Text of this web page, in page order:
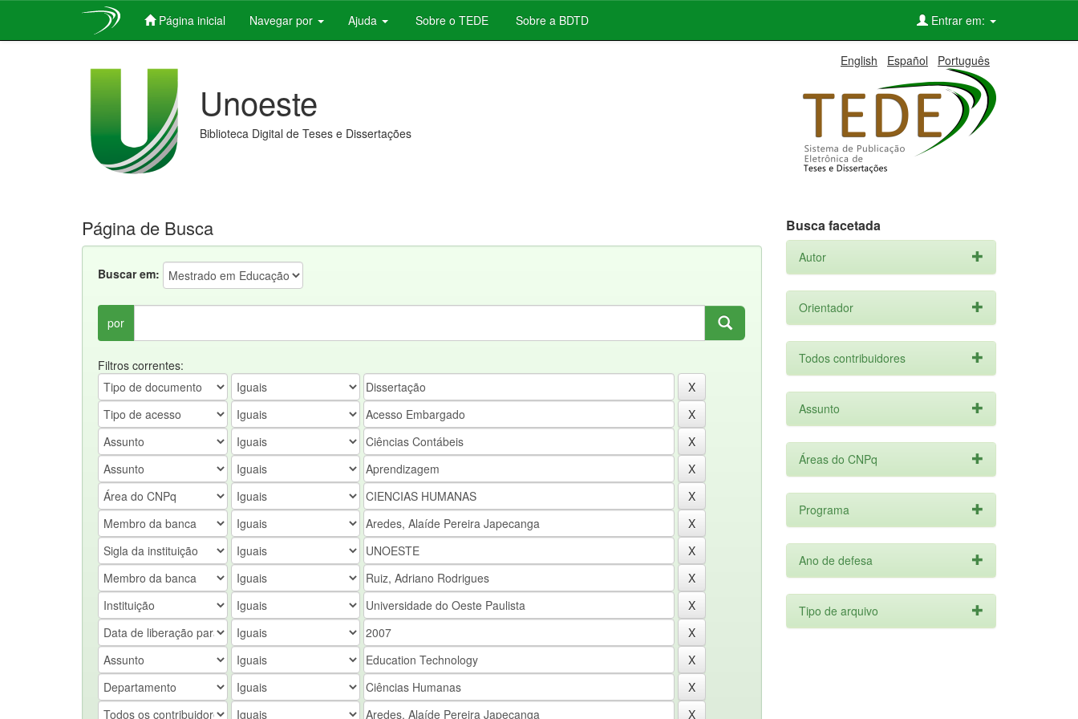
Página inicial Navegar por Ajuda Sobre o TEDE Sobre a BDTD Entrar em:
English Español Português
Unoeste
Biblioteca Digital de Teses e Dissertações
Página de Busca
Buscar em:
por
Filtros correntes:
Busca facetada
Autor
Orientador
Todos contribuidores
Assunto
Áreas do CNPq
Programa
Ano de defesa
Tipo de arquivo